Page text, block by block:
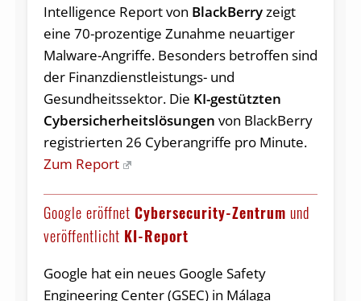
Intelligence Report von BlackBerryzeigt
eine 70-prozentige Zunahme neuartiger
Malware-Angriffe. Besonders betroffen sind
der Finanzdienstleistungs- und
Gesundheitssektor. Die KI-gestützten
Cybersicherheitslösungen von BlackBerry
registrierten 26 Cyberangriffe pro Minute.
Zum Report
Google eröffnet Cybersecurity-Zentrum und
veröffentlicht KI-Report
Google hat ein neues Google Safety
Engineering Center (GSEC) in Málaga